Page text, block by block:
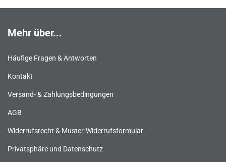
Mehr über...
Häufige Fragen & Antworten
Kontakt
Versand- & Zahlungsbedingungen
AGB
Widerrufsrecht & Muster-Widerrufsformular
Privatsphäre und Datenschutz